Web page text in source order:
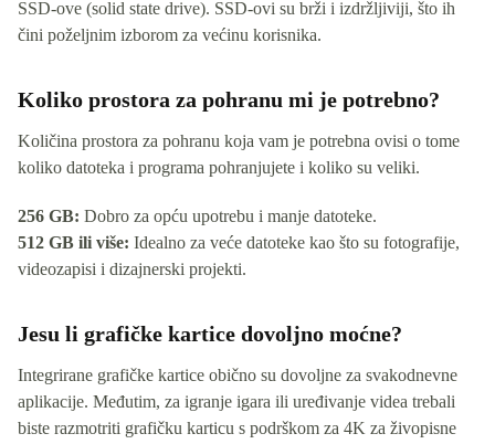
SSD-ove (solid state drive). SSD-ovi su brži i izdržljiviji, što ih
čini poželjnim izborom za većinu korisnika.
Koliko prostora za pohranu mi je potrebno?
Količina prostora za pohranu koja vam je potrebna ovisi o tome
koliko datoteka i programa pohranjujete i koliko su veliki.
256 GB: Dobro za opću upotrebu i manje datoteke.
512 GB ili više: Idealno za veće datoteke kao što su fotografije,
videozapisi i dizajnerski projekti.
Jesu li grafičke kartice dovoljno moćne?
Integrirane grafičke kartice obično su dovoljne za svakodnevne
aplikacije. Međutim, za igranje igara ili uređivanje videa trebali
biste razmotriti grafičku karticu s podrškom za 4K za živopisne